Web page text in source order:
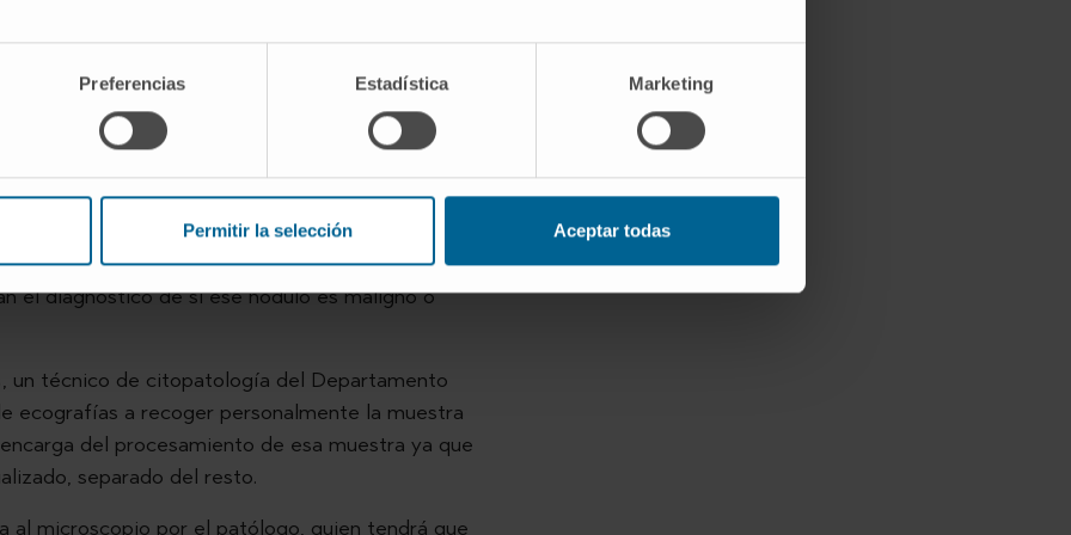
Preferencias Estadística Marketing
Permitir la selección Aceptar todas
ese tiempo de espera”, alega el
un sistema de diagnóstico de nódulo tiroideo en
a la consulta de Endocrinología, donde se le
con estudio tiroideo mediante punción
es procesado rápidamente por el Laboratorio de
el diagnóstico de si ese nódulo es maligno o
un técnico de citopatología del Departamento
ecografías a recoger personalmente la muestra
del procesamiento de esa muestra ya que
separado del resto.
al microscopio por el patólogo, quien tendrá que